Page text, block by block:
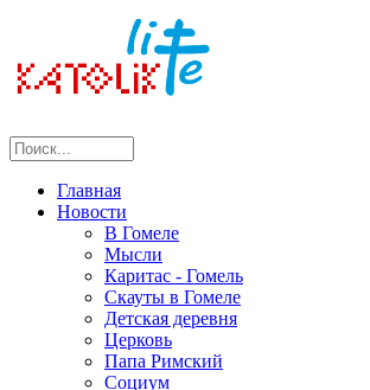
Главная
Новости
В Гомеле
Мысли
Каритас - Гомель
Скауты в Гомеле
Детская деревня
Церковь
Папа Римский
Социум